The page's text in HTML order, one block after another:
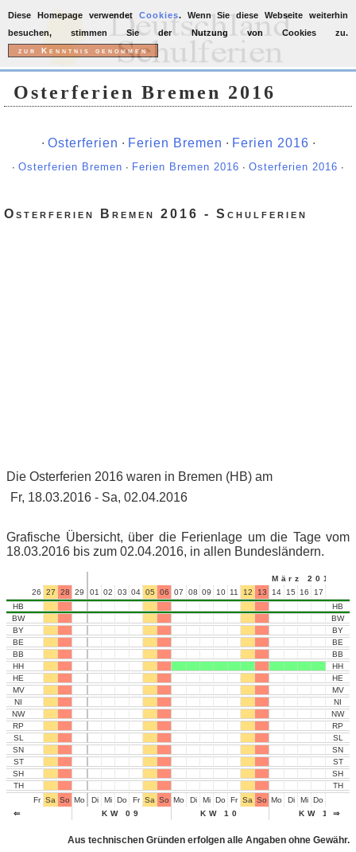
Osterferien Bremen 2016
∙ Osterferien ∙ Ferien Bremen ∙ Ferien 2016 ∙
∙ Osterferien Bremen ∙ Ferien Bremen 2016 ∙ Osterferien 2016 ∙
Osterferien Bremen 2016 - Schulferien
Die Osterferien 2016 waren in Bremen (HB) am
Fr, 18.03.2016 - Sa, 02.04.2016
Grafische Übersicht, über die Ferienlage um die Tage vom
18.03.2016 bis zum 02.04.2016, in allen Bundesländern.
März 2016
26
27 28 29 01 02 03 04 05 06 07 08 09 10 11 12 13 14 15 16 17
Fr Sa So Mo Di Mi Do Fr Sa So Mo Di Mi Do Fr Sa So Mo Di Mi Do
KW 09
KW 10 KW 11
HB
BW
BY
BE
BB
HH
HE
MV
NI
NW
RP
SL
SN
ST
SH
TH
⇐
HB
BW
BY
BE
BB
HH
HE
MV
NI
NW
RP
SL
SN
ST
SH
TH
⇒
Aus technischen Gründen erfolgen alle Angaben ohne Gewähr.
Diese Homepage verwendet Cookies. Wenn Sie diese Webseite weiterhin
besuchen, stimmen Sie der Nutzung von Cookies zu.